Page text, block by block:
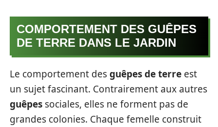
COMPORTEMENT DES GUÊPES
DE TERRE DANS LE JARDIN
Le comportement desguêpes de terre est
un sujet fascinant. Contrairement aux autres
guêpes sociales, elles ne forment pas de
grandes colonies. Chaque femelle construit